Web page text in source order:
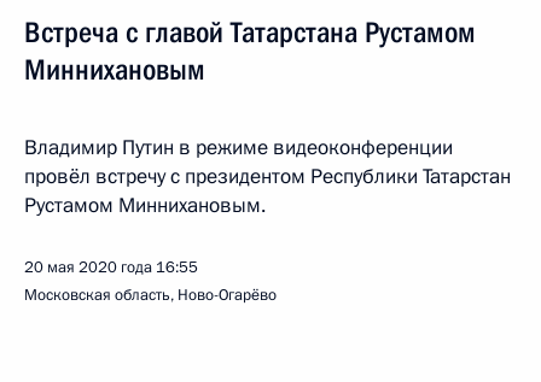
Встреча с главой Татарстана Рустамом
Миннихановым
Владимир Путин в режиме видеоконференции
провёл встречу с президентом Республики Татарстан
Рустамом Миннихановым.
20 мая 2020 года 16:55
Московская область, Ново-Огарёво